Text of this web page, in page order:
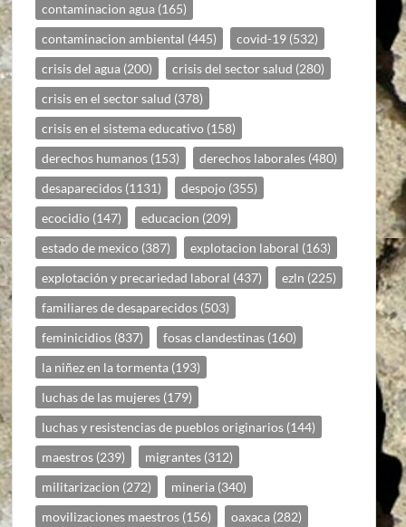
contaminacion agua (165)
contaminacion ambiental (445) covid-19 (532)
crisis del agua (200) crisis del sector salud (280)
crisis en el sector salud (378)
crisis en el sistema educativo (158)
derechos humanos (153) derechos laborales (480)
desaparecidos (1131) despojo (355)
ecocidio (147) educacion (209)
estado de mexico (387) explotacion laboral (163)
explotación y precariedad laboral (437) ezln (225)
familiares de desaparecidos (503)
feminicidios (837) fosas clandestinas (160)
la niñez en la tormenta (193)
luchas de las mujeres (179)
luchas y resistencias de pueblos originarios (144)
maestros (239) migrantes (312)
militarizacion (272) mineria (340)
movilizaciones maestros (156) oaxaca (282)